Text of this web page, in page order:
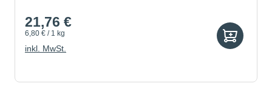
21,76 €
6,80 € / 1 kg
inkl. MwSt.